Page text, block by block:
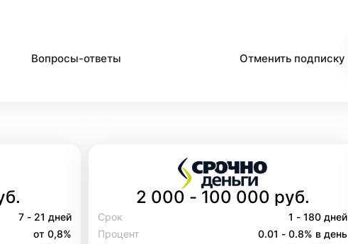
Вопросы-ответы Отменить подписку
7 - 21 дней
от 0,8%
2 000 - 100 000 руб.
Срок
1 - 180 дней
Процент
0.01 - 0.8% в день